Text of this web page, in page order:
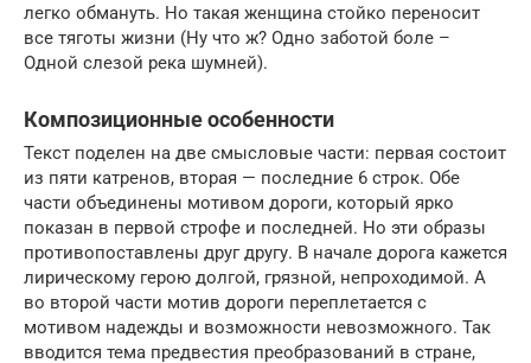
легко обмануть. Но такая женщина стойко переносит
все тяготы жизни (Ну что ж? Одно заботой боле –
Одной слезой река шумней).
Композиционные особенности
Текст поделен на две смысловые части: первая состоит
из пяти катренов, вторая — последние 6 строк. Обе
части объединены мотивом дороги, который ярко
показан в первой строфе и последней. Но эти образы
противопоставлены друг другу. В начале дорога кажется
лирическому герою долгой, грязной, непроходимой. А
во второй части мотив дороги переплетается с
мотивом надежды и возможности невозможного. Так
вводится тема предвестия преобразований в стране,